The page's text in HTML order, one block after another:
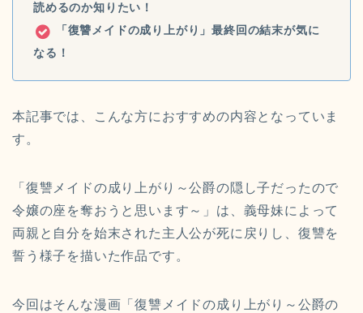
読めるのか知りたい！
「復讐メイドの成り上がり」最終回の結末が気に
なる！
本記事では、こんな方におすすめの内容となっていま
す。
「復讐メイドの成り上がり～公爵の隠し子だったので
令嬢の座を奪おうと思います～」は、義母妹によって
両親と自分を始末された主人公が死に戻りし、復讐を
誓う様子を描いた作品です。
今回はそんな漫画「復讐メイドの成り上がり～公爵の